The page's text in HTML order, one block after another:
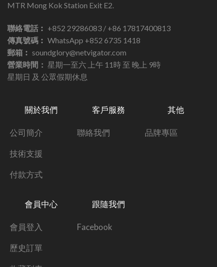
MTR Mong Kok Station Exit E2.
聯絡電話︰ +852 29286083 / +86 17817400813
傳真號碼︰ WhatsApp +852 6735 1418
郵箱︰ soundglory@netvigator.com
營業時間： 星期一至六 上午 11時 至 晚上 9時
星期日 及 公眾假期休息
關於我們
公司簡介
技術支援
付款方式
客戶服務
聯絡我們
其他
品牌專區
會員中心
會員登入
歷史訂單
跟隨我們
Facebook